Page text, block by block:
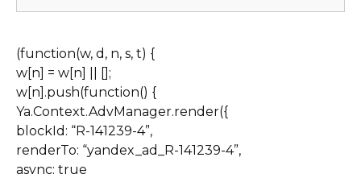
(function(w, d, n, s, t) {
w[n] = w[n] || [];
w[n].push(function() {
Ya.Context.AdvManager.render({
blockId: “R-141239-4”,
renderTo: “yandex_ad_R-141239-4”,
async: true